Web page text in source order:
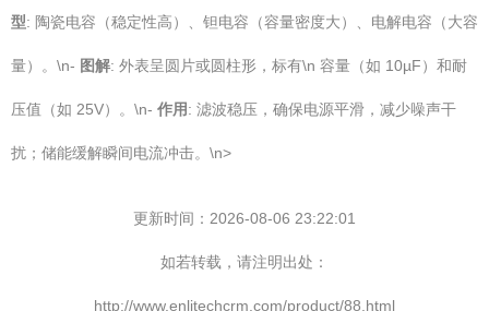
型: 陶瓷电容（稳定性高）、钽电容（容量密度大）、电解电容（大容
量）。\n- 图解: 外表呈圆片或圆柱形，标有\n 容量（如 10µF）和耐
压值（如 25V）。\n- 作用: 滤波稳压，确保电源平滑，减少噪声干
扰；储能缓解瞬间电流冲击。\n>
更新时间：2026-08-06 23:22:01
如若转载，请注明出处：
http://www.enlitechcrm.com/product/88.html